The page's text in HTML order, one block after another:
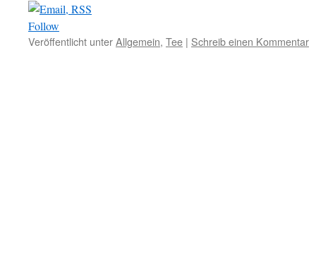
Follow
Veröffentlicht unterAllgemein, Tee | Schreib einen Kommentar